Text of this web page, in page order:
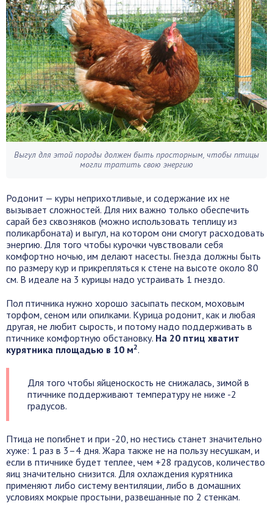
Выгул для этой породы должен быть просторным, чтобы птицы
могли тратить свою энергию
Родонит — куры неприхотливые, и содержание их не
вызывает сложностей. Для них важно только обеспечить
сарай без сквозняков (можно использовать теплицу из
поликарбоната) и выгул, на котором они смогут расходовать
энергию. Для того чтобы курочки чувствовали себя
комфортно ночью, им делают насесты. Гнезда должны быть
по размеру кур и прикрепляться к стене на высоте около 80
см. В идеале на 3 курицы надо устраивать 1 гнездо.
Пол птичника нужно хорошо засыпать песком, моховым
торфом, сеном или опилками. Курица родонит, как и любая
другая, не любит сырость, и потому надо поддерживать в
птичнике комфортную обстановку. На 20 птиц хватит
курятника площадью в 10 м2.
Для того чтобы яйценоскость не снижалась, зимой в
птичнике поддерживают температуру не ниже -2
градусов.
Птица не погибнет и при -20, но нестись станет значительно
хуже: 1 раз в 3–4 дня. Жара также не на пользу несушкам, и
если в птичнике будет теплее, чем +28 градусов, количество
яиц значительно снизится. Для охлаждения курятника
применяют либо систему вентиляции, либо в домашних
условиях мокрые простыни, развешанные по 2 стенкам.